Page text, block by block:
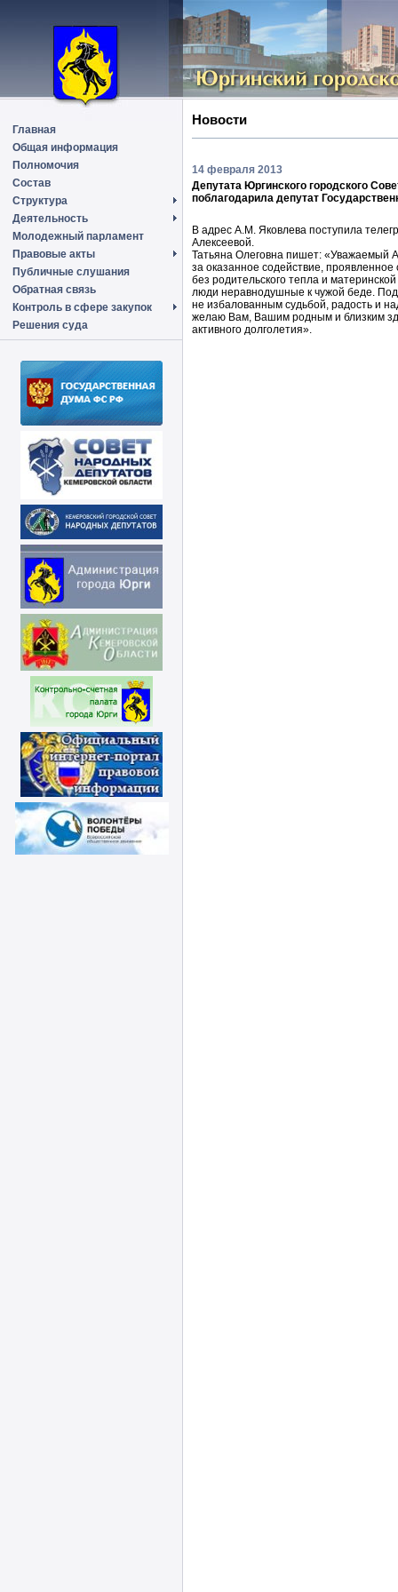
Главная
Общая информация
Полномочия
Состав
Структура
Деятельность
Молодежный парламент
Правовые акты
Публичные слушания
Обратная связь
Контроль в сфере закупок
Решения суда
Новости
14 февраля 2013
Депутата Юргинского городского
поблагодарила депутат
В адрес А.М. Яковлева поступила
Алексеевой.
Татьяна Олеговна пишет: «Уважаемый
за оказанное содействие,
без родительского тепла и
люди неравнодушные к чужой беде.
не избалованным судьбой, радость и
желаю Вам, Вашим родным и близким
активного долголетия».